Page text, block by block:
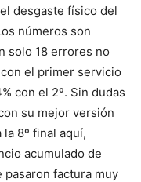
desgaste físico del
números son
solo 18 errores no
el primer servicio
con el 2º. Sin dudas
su mejor versión
8º final aquí,
acumulado de
factura muy